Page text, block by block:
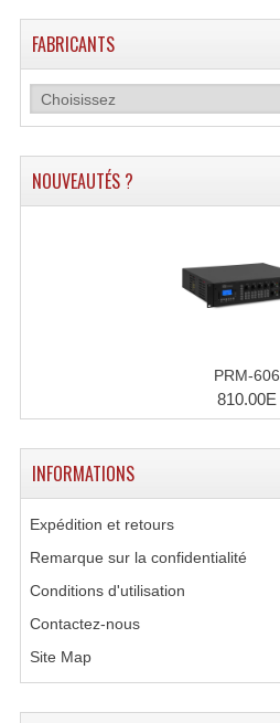
FABRICANTS
NOUVEAUTÉS ?
PRM-606
810.00E
INFORMATIONS
Expédition et retours
Remarque sur la confidentialité
Conditions d'utilisation
Contactez-nous
Site Map